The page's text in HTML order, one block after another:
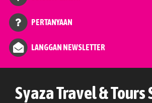
PERTANYAAN
LANGGAN NEWSLETTER
Syaza Travel & Tours